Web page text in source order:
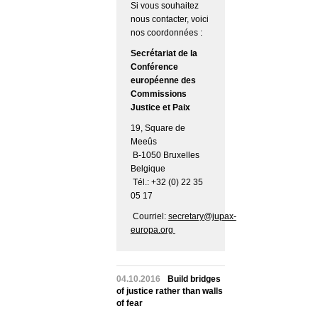
Si vous souhaitez
nous contacter, voici
nos coordonnées :
Secrétariat de la
Conférence
européenne des
Commissions
Justice et Paix
19, Square de
Meeûs
B-1050 Bruxelles
Belgique
Tél.: +32 (0) 22 35
05 17
Courriel: secretary@jupax-
europa.org
04.10.2016
Build bridges
of justice rather than walls
of fear